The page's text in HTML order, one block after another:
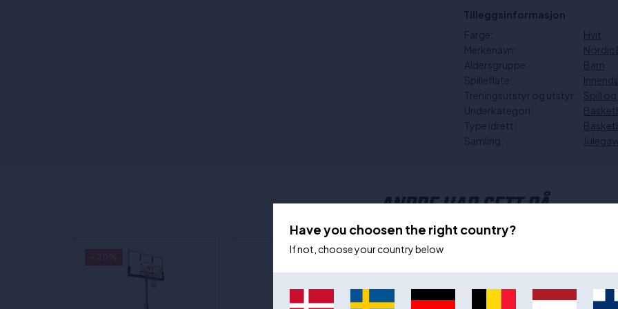
Tilleggsinformasjon
Farge:
Hvit
Merkenavn:
Nordic
Aldersgruppe:
Barn
Spilleflate:
Treningsutstyr og utstyr:
Spill og
Underkategori:
Type idrett:
Samling:
ANDRE HAR SETT PÅ
Have you choosen the right country?
If not, choose your country below